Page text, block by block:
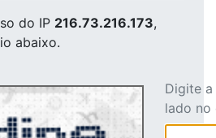
do IP 216.73.216.173,
abaixo.
Digite
lado no